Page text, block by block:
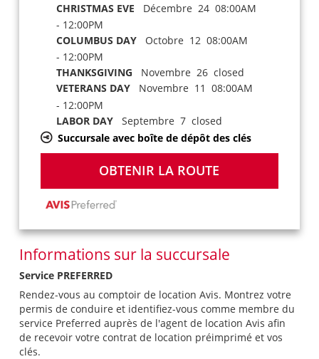
CHRISTMAS EVE Décembre 24 08:00AM
- 12:00PM
COLUMBUS DAYOctobre 12 08:00AM
- 12:00PM
THANKSGIVING Novembre 26 closed
VETERANS DAYNovembre 11 08:00AM
- 12:00PM
LABOR DAYSeptembre 7 closed
Succursale avec boîte de dépôt des clés
OBTENIR LA ROUTE
Informations sur la succursale
Service PREFERRED
Rendez-vous au comptoir de location Avis. Montrez votre
permis de conduire et identifiez-vous comme membre du
service Preferred auprès de l'agent de location Avis afin
de recevoir votre contrat de location préimprimé et vos
clés.